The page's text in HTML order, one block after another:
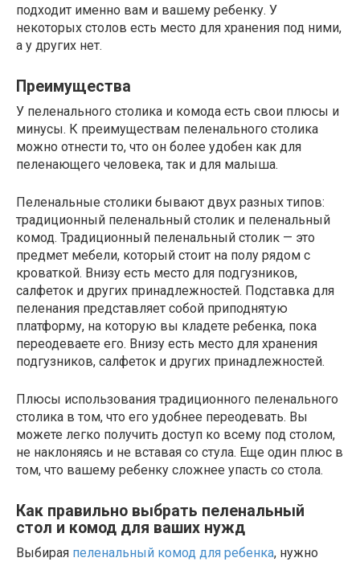
подходит именно вам и вашему ребенку. У
некоторых столов есть место для хранения под ними,
а у других нет.
Преимущества
У пеленального столика и комода есть свои плюсы и
минусы. К преимуществам пеленального столика
можно отнести то, что он более удобен как для
пеленающего человека, так и для малыша.
Пеленальные столики бывают двух разных типов:
традиционный пеленальный столик и пеленальный
комод. Традиционный пеленальный столик — это
предмет мебели, который стоит на полу рядом с
кроваткой. Внизу есть место для подгузников,
салфеток и других принадлежностей. Подставка для
пеленания представляет собой приподнятую
платформу, на которую вы кладете ребенка, пока
переодеваете его. Внизу есть место для хранения
подгузников, салфеток и других принадлежностей.
Плюсы использования традиционного пеленального
столика в том, что его удобнее переодевать. Вы
можете легко получить доступ ко всему под столом,
не наклоняясь и не вставая со стула. Еще один плюс в
том, что вашему ребенку сложнее упасть со стола.
Как правильно выбрать пеленальный
стол и комод для ваших нужд
Выбирая пеленальный комод для ребенка, нужно